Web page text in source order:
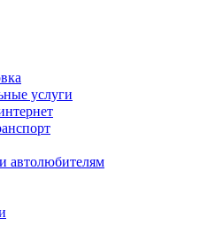
услуги
автолюбителям